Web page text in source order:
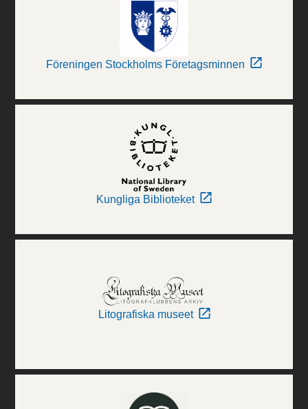
Föreningen Stockholms Företagsminnen
Kungliga Biblioteket
Litografiska museet